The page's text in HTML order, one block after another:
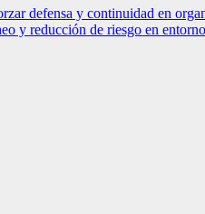
defensa y continuidad en
y reducción de riesgo en